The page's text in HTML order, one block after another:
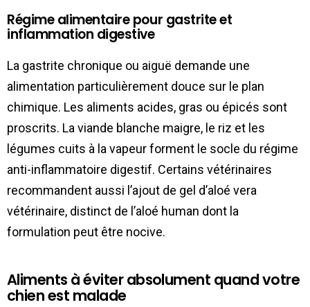
Régime alimentaire pour gastrite et
inflammation digestive
La gastrite chronique ou aiguë demande une
alimentation particulièrement douce sur le plan
chimique. Les aliments acides, gras ou épicés sont
proscrits. La viande blanche maigre, le riz et les
légumes cuits à la vapeur forment le socle du régime
anti-inflammatoire digestif. Certains vétérinaires
recommandent aussi l’ajout de gel d’aloé vera
vétérinaire, distinct de l’aloé human dont la
formulation peut être nocive.
Aliments à éviter absolument quand votre
chien est malade